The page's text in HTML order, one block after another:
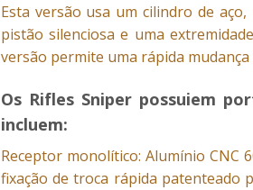
Esta versão usa um cilindro de
pistão silenciosa e uma
versão permite uma rápida
Os Rifles Sniper possuiem
incluem:
Receptor monolítico: Alumínio CNC
fixação de troca rápida patenteado